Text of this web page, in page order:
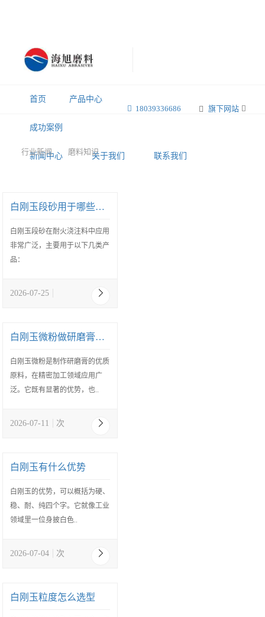
旗下网站
18039336686
首页 产品中心
成功案例
新闻中心 关于我们 联系我们
行业新闻 磨料知识
白刚玉段砂用于哪些耐火浇注料
白刚玉段砂在耐火浇注料中应用
非常广泛，主要用于以下几类产
品：
2026-07-25
白刚玉微粉做研磨膏优缺点
白刚玉微粉是制作研磨膏的优质
原料，在精密加工领域应用广
泛。它既有显著的优势，也..
2026-07-11 次
白刚玉有什么优势
白刚玉的优势，可以概括为‌硬、
稳、耐、纯‌四个字。它就像工业
领域里一位身披白色..
2026-07-04 次
白刚玉粒度怎么选型